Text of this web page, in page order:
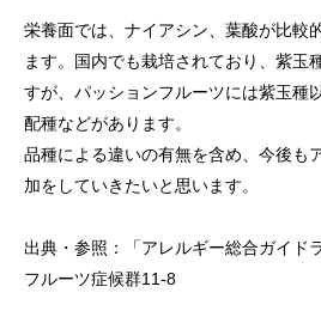
栄養面では、ナイアシン、葉酸が比較
ます。国内でも栽培されており、紫玉
すが、パッションフルーツには紫玉種
配種などがあります。
品種による違いの有無を含め、今後も
加をしていきたいと思います。
出典・参照：「アレルギー総合ガイド
フルーツ症候群11-8